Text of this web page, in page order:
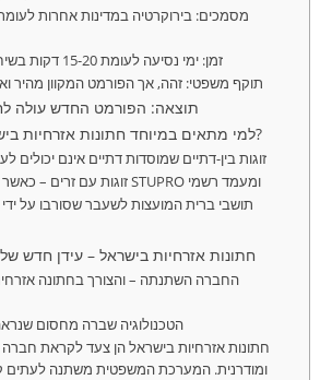
✔ 4. זמן: ימי נסיעה לעומת 15-20 דקות בשיחת וידאו
✔ 6. תוקף משפטי: זהה, אך הפורמט המקוון מהיר
⭐ תוצאה: הפורמט החדש עולה
✔ 1. זוגות בין-דתיים שמוסדות דתיים אינם יכולים
✔ 2. זוגות עם זרים – כאשר נדרשים STUPRO ומעמד רשמי
✔ 4. תושבי ברית המועצות לשעבר שסורבו על ידי
⭐ חתונות אזרחיות בישראל – עידן חדש של
✔ 2. הטכנולוגיה שברה מחסום שנראה
ומודרנית. המערכת המשפטית משתנה לעתים